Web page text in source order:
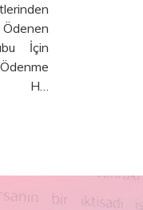
Da Bu